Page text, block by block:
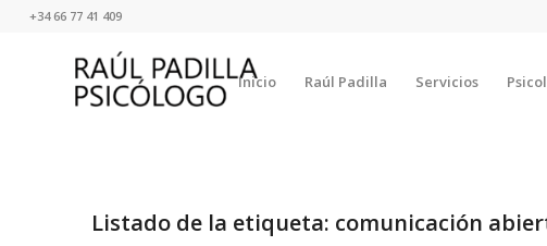
+34 66 77 41 409
Inicio Raúl Padilla Servicios
Listado de la etiqueta: comunicación